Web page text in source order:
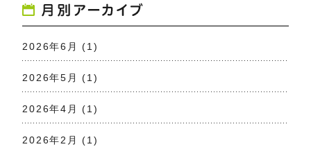
2026年6月 (1)
2026年5月 (1)
2026年4月 (1)
2026年2月 (1)